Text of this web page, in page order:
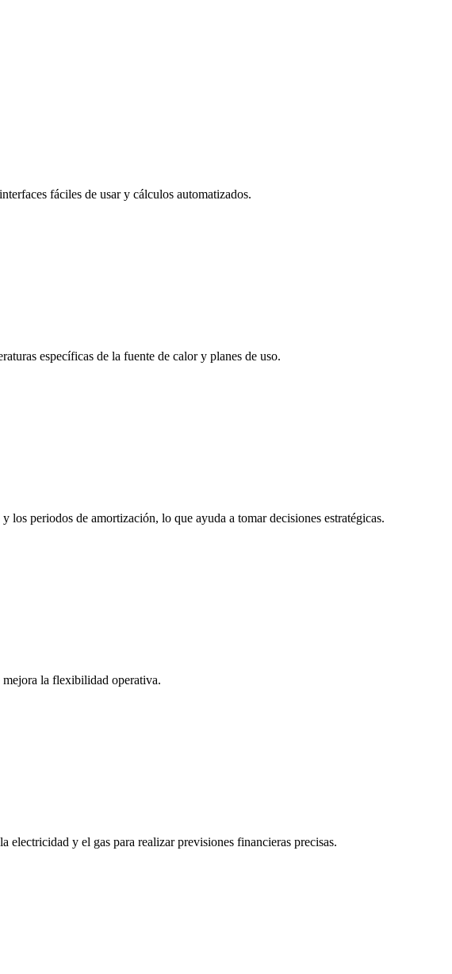
fáciles de usar y cálculos automatizados.
específicas de la fuente de calor y planes de uso.
periodos de amortización, lo que ayuda a tomar decisiones estratégicas.
la flexibilidad operativa.
electricidad y el gas para realizar previsiones financieras precisas.